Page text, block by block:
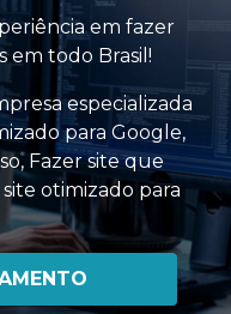
em fazer
em todo Brasil!
especializada
para Google,
, Fazer site que
otimizado para